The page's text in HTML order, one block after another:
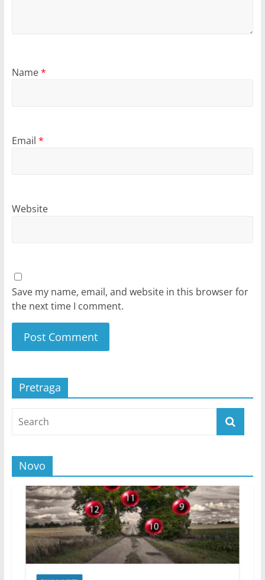
Name*
Email *
Website
Save my name, email, and website in this browser for
the next time I comment.
Pretraga
Novo